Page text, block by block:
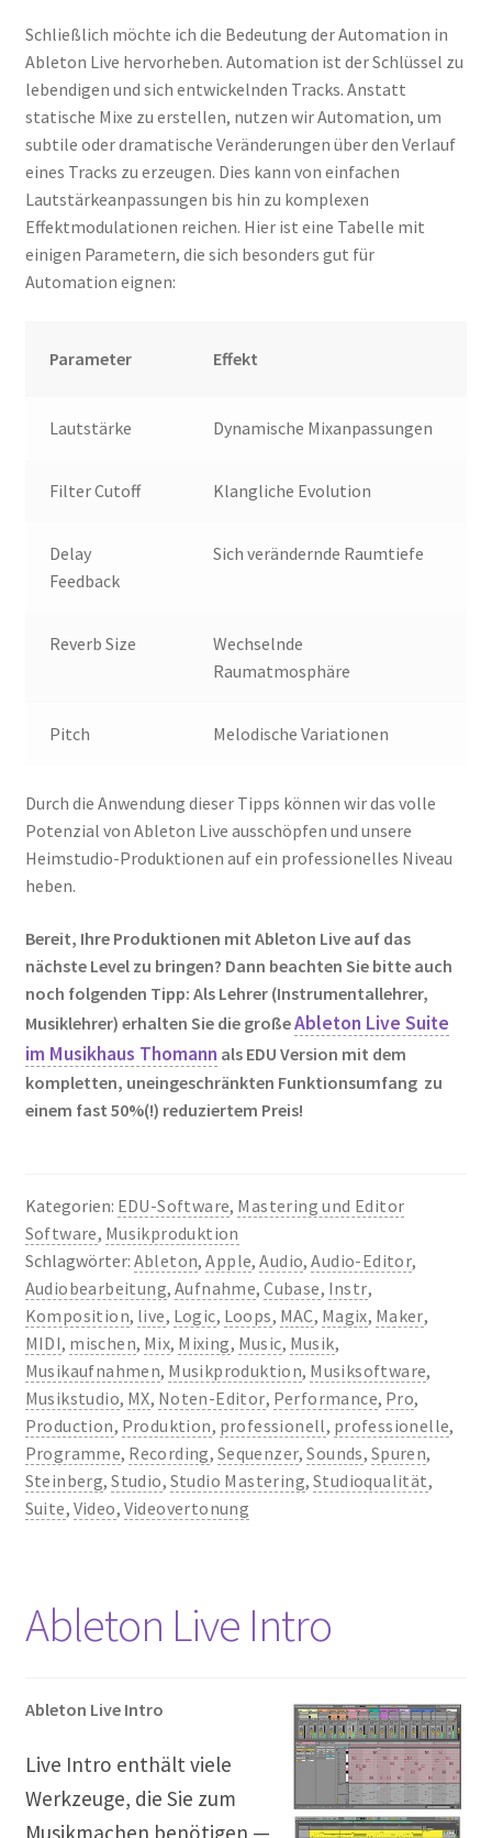
Schließlich möchte ich die Bedeutung der Automation in
Ableton Live hervorheben. Automation ist der Schlüssel zu
lebendigen und sich entwickelnden Tracks. Anstatt
statische Mixe zu erstellen, nutzen wir Automation, um
subtile oder dramatische Veränderungen über den Verlauf
eines Tracks zu erzeugen. Dies kann von einfachen
Lautstärkeanpassungen bis hin zu komplexen
Effektmodulationen reichen. Hier ist eine Tabelle mit
einigen Parametern, die sich besonders gut für
Automation eignen:
Parameter Effekt
Lautstärke Dynamische Mixanpassungen
Filter Cutoff Klangliche Evolution
Delay
Feedback
Sich verändernde Raumtiefe
Reverb Size
Wechselnde
Raumatmosphäre
Pitch Melodische Variationen
Durch die Anwendung dieser Tipps können wir das volle
Potenzial von Ableton Live ausschöpfen und unsere
Heimstudio-Produktionen auf ein professionelles Niveau
heben.
Bereit, Ihre Produktionen mit Ableton Live auf das
nächste Level zu bringen? Dann beachten Sie bitte auch
noch folgenden Tipp: Als Lehrer (Instrumentallehrer,
Musiklehrer) erhalten Sie die großeAbleton Live Suite
im Musikhaus Thomann als EDU Version mit dem
kompletten, uneingeschränkten Funktionsumfang zu
einem fast 50%(!) reduziertem Preis!
Kategorien: EDU-Software, Mastering und Editor
Software, Musikproduktion
Schlagwörter: Ableton,Apple,Audio,Audio-Editor,
Audiobearbeitung,Aufnahme,Cubase, Instr,
Komposition, live, Logic, Loops, MAC, Magix, Maker,
MIDI, mischen, Mix, Mixing, Music, Musik,
Musikaufnahmen, Musikproduktion, Musiksoftware,
Musikstudio, MX, Noten-Editor, Performance, Pro,
Production, Produktion, professionell, professionelle,
Programme, Recording, Sequenzer,Sounds, Spuren,
Steinberg,Studio, Studio Mastering,Studioqualität,
Suite, Video, Videovertonung
Ableton Live Intro
Ableton Live Intro
Live Intro enthält viele
Werkzeuge, die Sie zum